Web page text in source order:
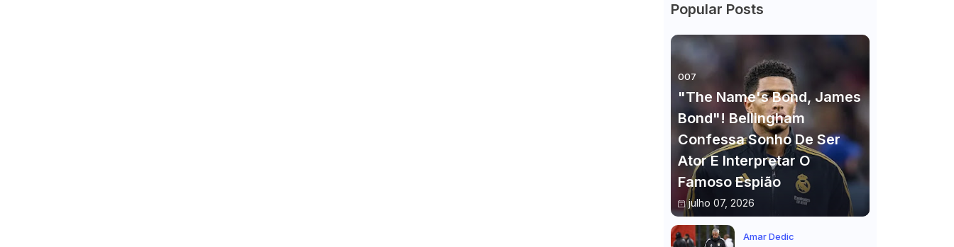
Popular Posts
007
"The Name's Bond, James
Bond"! Bellingham
Confessa Sonho De Ser
Ator E Interpretar O
Famoso Espião
julho 07, 2026
Amar Dedic